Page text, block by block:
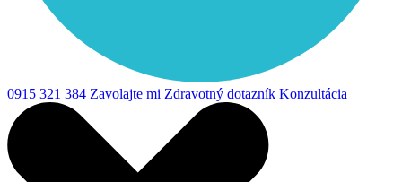
0915 321 384 Zavolajte mi Zdravotný dotazník Konzultácia